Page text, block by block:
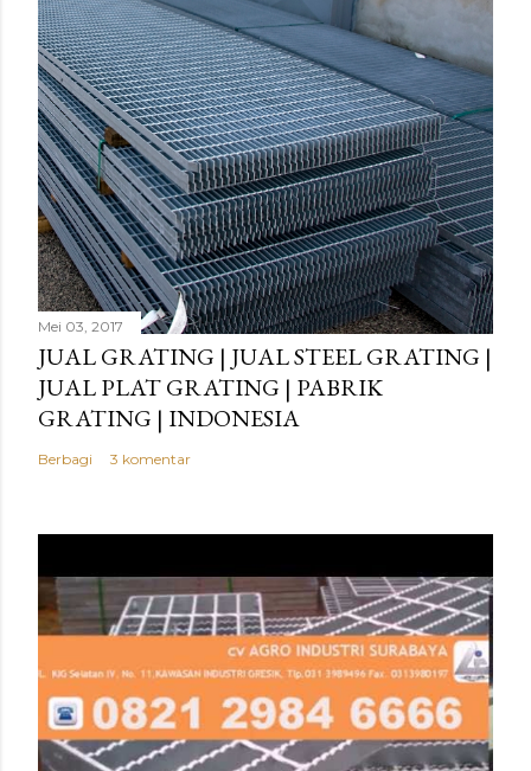
Mei 03, 2017
JUAL GRATING | JUAL STEEL GRATING |
JUAL PLAT GRATING | PABRIK
GRATING | INDONESIA
Berbagi 3 komentar